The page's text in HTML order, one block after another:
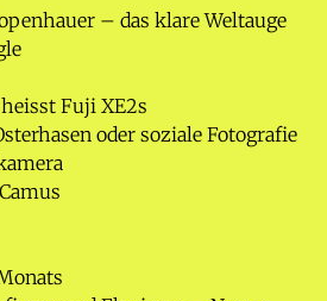
– das klare Weltauge
Fuji XE2s
oder soziale Fotografie